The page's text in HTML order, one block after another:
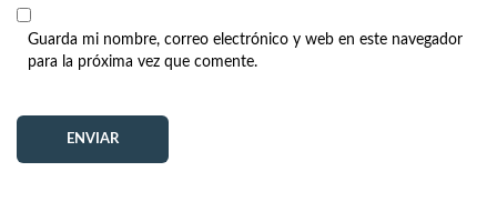
Guarda mi nombre, correo electrónico y web en este navegador
para la próxima vez que comente.